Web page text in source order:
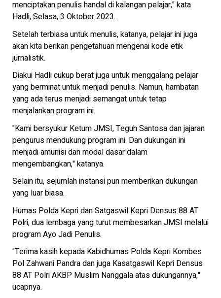
menciptakan penulis handal di kalangan pelajar," kata
Hadli, Selasa, 3 Oktober 2023.
Setelah terbiasa untuk menulis, katanya, pelajar ini juga
akan kita berikan pengetahuan mengenai kode etik
jurnalistik.
Diakui Hadli cukup berat juga untuk menggalang pelajar
yang berminat untuk menjadi penulis. Namun, hambatan
yang ada terus menjadi semangat untuk tetap
menjalankan program ini.
"Kami bersyukur Ketum JMSI, Teguh Santosa dan jajaran
pengurus mendukung program ini. Dan dukungan ini
menjadi amunisi dan modal dasar dalam
mengembangkan," katanya.
Selain itu, sejumlah instansi pun memberikan dukungan
yang luar biasa.
Humas Polda Kepri dan Satgaswil Kepri Densus 88 AT
Polri, dua lembaga yang turut membesarkan JMSI melalui
program Ayo Jadi Penulis.
"Terima kasih kepada Kabidhumas Polda Kepri Kombes
Pol Zahwani Pandra dan juga Kasatgaswil Kepri Densus
88 AT Polri AKBP Muslim Nanggala atas dukungannya,"
ucapnya.